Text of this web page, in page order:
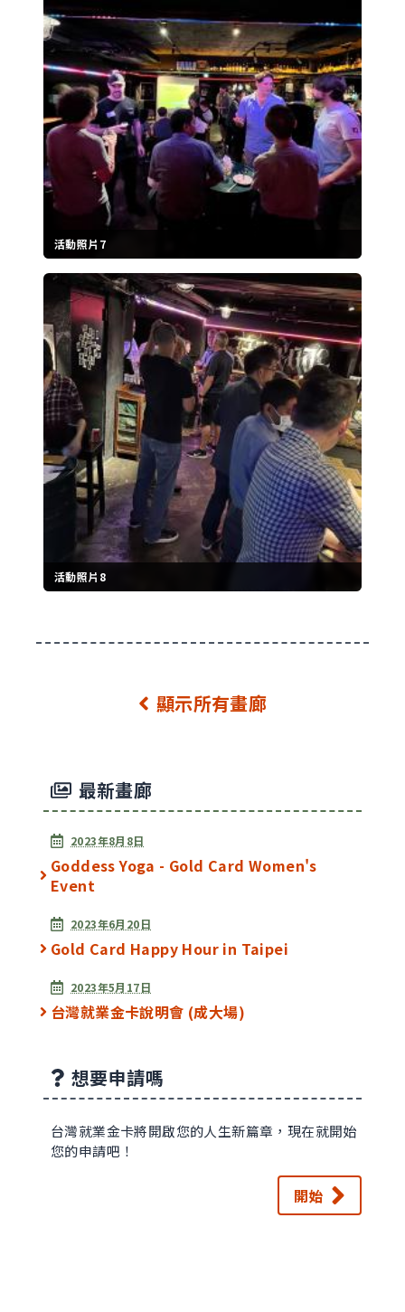
活動照片7
活動照片8
顯示所有畫廊
最新畫廊
2023年8月8日
Goddess Yoga - Gold Card Women's
Event
2023年6月20日
Gold Card Happy Hour in Taipei
2023年5月17日
台灣就業金卡說明會 (成大場)
想要申請嗎
台灣就業金卡將開啟您的人生新篇章，現在就開始
您的申請吧！
開始